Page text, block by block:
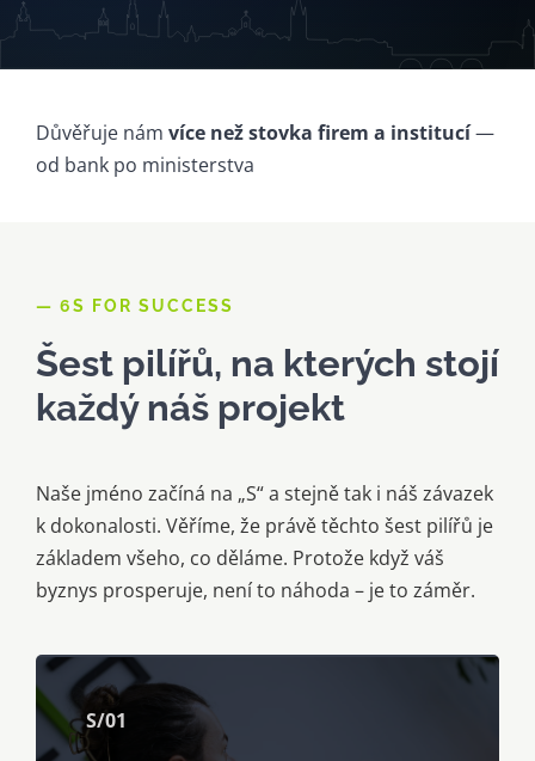
Důvěřuje nám více než stovka firem a institucí—
od bank po ministerstva
— 6S FOR SUCCESS
Šest pilířů, na kterých stojí
každý náš projekt
Naše jméno začíná na „S“ a stejně tak i náš závazek
k dokonalosti. Věříme, že právě těchto šest pilířů je
základem všeho, co děláme. Protože když váš
byznys prosperuje, není to náhoda – je to záměr.
S/01